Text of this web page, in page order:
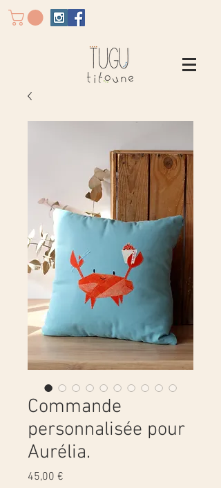
Commande
personnalisée pour
Aurélia.
45,00 €